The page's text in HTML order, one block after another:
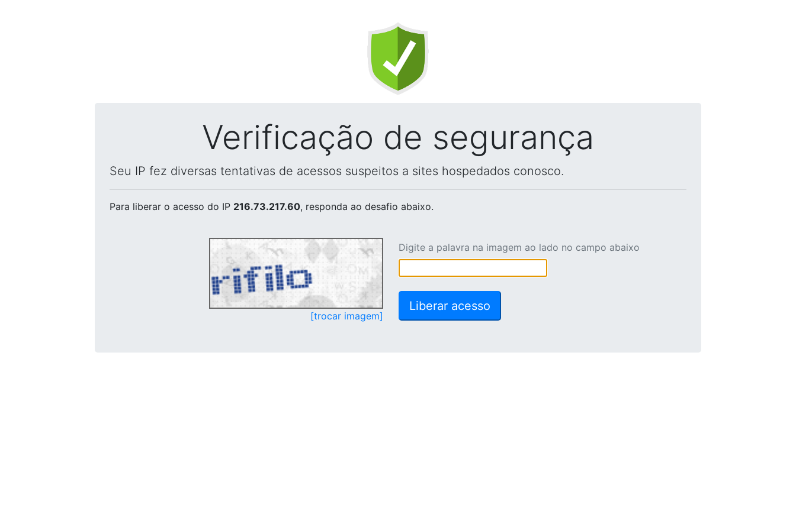
Verificação de segurança
Seu IP fez diversas tentativas de acessos suspeitos a sites hospedados conosco.
Para liberar o acesso do IP 216.73.217.60, responda ao desafio abaixo.
[trocar imagem]
Digite a palavra na imagem ao lado no campo abaixo